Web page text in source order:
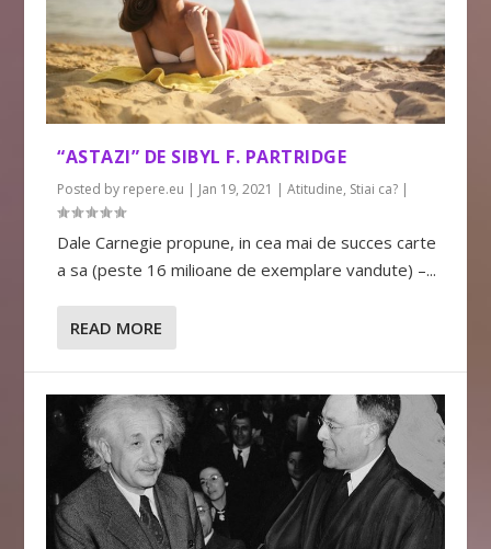
“ASTAZI” DE SIBYL F. PARTRIDGE
Posted by repere.eu | Jan 19, 2021 |Atitudine, Stiai ca? |
Dale Carnegie propune, in cea mai de succes carte
a sa (peste 16 milioane de exemplare vandute) –...
READ MORE